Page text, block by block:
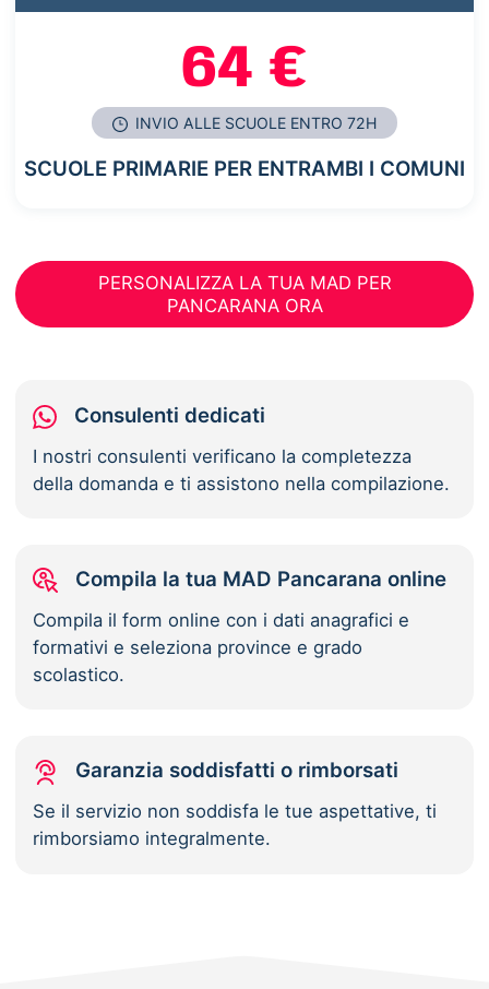
64 €
INVIO ALLE SCUOLE ENTRO 72H
SCUOLE PRIMARIE PER ENTRAMBI I COMUNI
PERSONALIZZA LA TUA MAD PER
PANCARANA ORA
Consulenti dedicati
I nostri consulenti verificano la completezza
della domanda e ti assistono nella compilazione.
Compila la tua MAD Pancarana online
Compila il form online con i dati anagrafici e
formativi e seleziona province e grado
scolastico.
Garanzia soddisfatti o rimborsati
Se il servizio non soddisfa le tue aspettative, ti
rimborsiamo integralmente.